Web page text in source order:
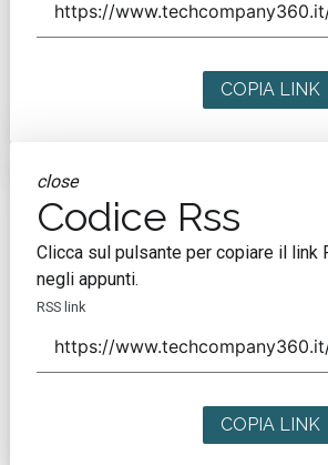
COPIA LINK
close
Codice Rss
Clicca sul pulsante per copiare il link
negli appunti.
RSS link
COPIA LINK